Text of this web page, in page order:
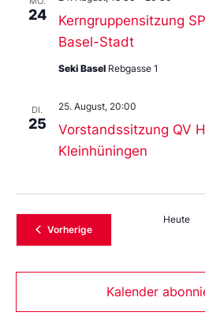
24
Kerngruppensitzung
Basel-Stadt
Seki Basel Rebgasse 1
DI.
25
Vorstandssitzung QV
Kleinhüningen
25. August, 20:00
VorherigeVeranstaltungen
Heute
Kalender